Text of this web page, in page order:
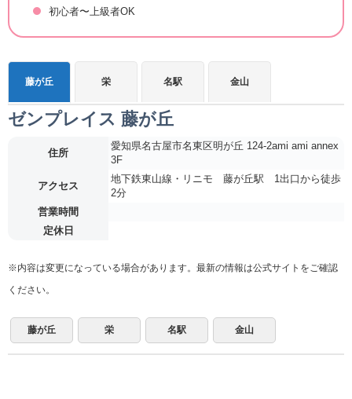
初心者〜上級者OK
藤が丘 栄 名駅 金山
ゼンプレイス 藤が丘
住所
愛知県名古屋市名東区明が丘 124-2ami ami annex
3F
アクセス
地下鉄東山線・リニモ 藤が丘駅 1出口から徒歩
2分
営業時間
定休日
※内容は変更になっている場合があります。最新の情報は公式サイトをご確認
ください。
藤が丘 栄 名駅 金山